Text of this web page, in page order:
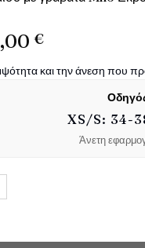
€Η
τιμή
64,00 €.
και την άνεση που
XS/S: 34-
Άνετη
με γραβάτα Milo Εκρού